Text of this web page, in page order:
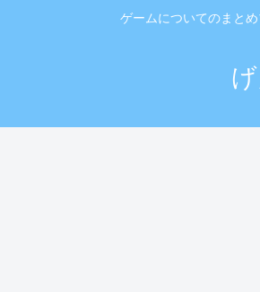
ゲームについてのまと